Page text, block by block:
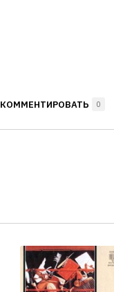
КОММЕНТИРОВАТЬ 0